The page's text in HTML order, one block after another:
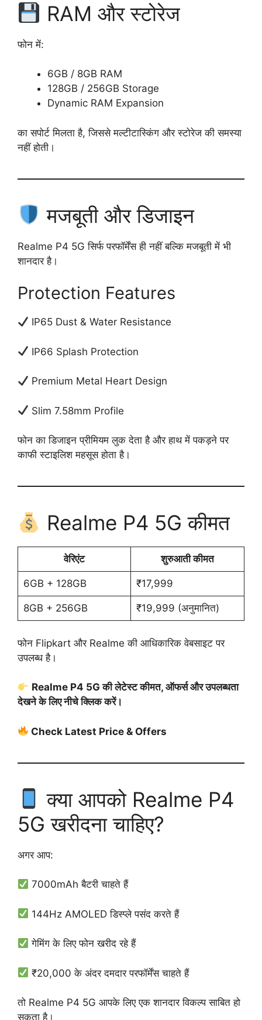
RAM और स्टोरेज
फोन में:
6GB / 8GB RAM
128GB / 256GB Storage
Dynamic RAM Expansion
का सपोर्ट मिलता है, जिससे मल्टीटास्किंग और स्टोरेज की समस्या
नहीं होती।
मजबूती और डिजाइन
Realme P4 5G सिर्फ परफॉर्मेंस ही नहीं बल्कि मजबूती में भी
शानदार है।
Protection Features
IP65 Dust & Water Resistance
IP66 Splash Protection
Premium Metal Heart Design
Slim 7.58mm Profile
फोन का डिजाइन प्रीमियम लुक देता है और हाथ में पकड़ने पर
काफी स्टाइलिश महसूस होता है।
Realme P4 5G कीमत
वेरिएंट शुरुआती कीमत
6GB + 128GB ₹17,999
8GB + 256GB ₹19,999 (अनुमानित)
फोन Flipkart और Realme की आधिकारिक वेबसाइट पर
उपलब्ध है।
Realme P4 5G की लेटेस्ट कीमत, ऑफर्स और उपलब्धता
देखने के लिए नीचे क्लिक करें।
Check Latest Price & Offers
क्या आपको Realme P4
5G खरीदना चाहिए?
अगर आप:
7000mAh बैटरी चाहते हैं
144Hz AMOLED डिस्प्ले पसंद करते हैं
गेमिंग के लिए फोन खरीद रहे हैं
₹20,000 के अंदर दमदार परफॉर्मेंस चाहते हैं
तो Realme P4 5G आपके लिए एक शानदार विकल्प साबित हो
सकता है।